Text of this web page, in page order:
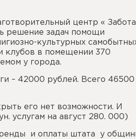
центр «
решение задач помощи
культурных
клубов в помещении 370
у города.
– 42000 рублей. Всего 46500
его нет возможности. И
услугам на август 280. 000)
и оплаты штата у